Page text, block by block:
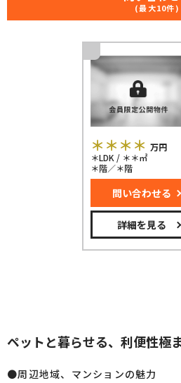
(最大10件)
＊＊＊＊ 万円
＊LDK / ＊＊㎡
＊階／＊階
問い合わせる
詳細を見る
ペットと暮らせる、利便性極
●周辺地域、マンションの魅力